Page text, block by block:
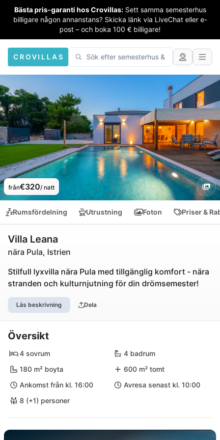
Bästa pris-garanti hos Crovillas: Sett samma semesterhus
billigare någon annanstans? Skicka länk via LiveChat eller e-
post – och boka 100 € billigare!
CROVILLAS
från€320/ natt
Rumsfördelning Utrustning Foton Priser &
Villa Leana
nära Pula, Istrien
Stilfull lyxvilla nära Pula med tillgänglig komfort - nära
stranden och kulturnjutning för din drömsemester!
Läs beskrivning Dela
Översikt
4 sovrum
4 badrum
180 m² boyta
600 m² tomt
Ankomst från kl. 16:00
Avresa senast kl. 10:00
8 (+1) personer